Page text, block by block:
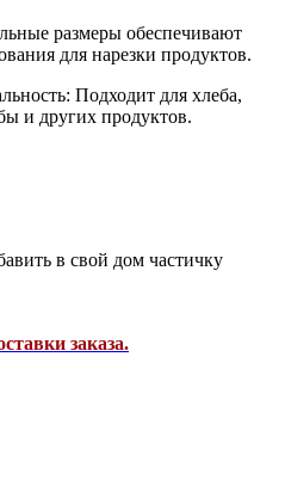
размеры обеспечивают
для нарезки продуктов.
Подходит для хлеба,
и других продуктов.
в свой дом частичку
заказа.